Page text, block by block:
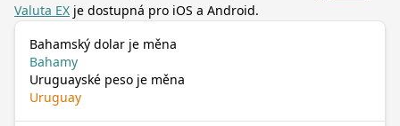
Valuta EX je dostupná pro iOS a Android.
Bahamský dolar je měna
Bahamy
Uruguayské peso je měna
Uruguay